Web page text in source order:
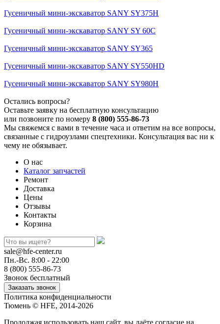
Гусеничный мини-экскаватор SANY SY375H
Гусеничный мини-экскаватор SANY SY 60C
Гусеничный мини-экскаватор SANY SY365
Гусеничный мини-экскаватор SANY SY550HD
Гусеничный мини-экскаватор SANY SY980H
Остались вопросы?
Оставьте заявку на бесплатную консультацию
или позвоните по номеру 8 (800) 555-86-73
Мы свяжемся с вами в течение часа и ответим на все вопросы,
связанные с гидроузлами спецтехники. Консультация вас ни к
чему не обязывает.
О нас
Каталог запчастей
Ремонт
Доставка
Цены
Отзывы
Контакты
Корзина
sale@hfe-center.ru
Пн.-Вс. 8:00 - 22:00
8 (800) 555-86-73
Звонок бесплатный
Политика конфиденциальности
Тюмень © HFE, 2014-2026
Продолжая использовать наш сайт, вы даёте согласие на